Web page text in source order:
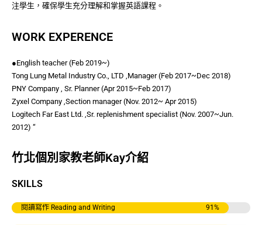
注學生，確保學生充分理解和掌握英語課程。
WORK EXPERENCE
●English teacher (Feb 2019~)
Tong Lung Metal Industry Co., LTD ,Manager (Feb 2017~Dec 2018)
PNY Company , Sr. Planner (Apr 2015~Feb 2017)
Zyxel Company ,Section manager (Nov. 2012~ Apr 2015)
Logitech Far East Ltd. ,Sr. replenishment specialist (Nov. 2007~Jun.
2012) “
竹北個別家教老師Kay介紹
SKILLS
閱讀寫作 Reading and Writing 91%